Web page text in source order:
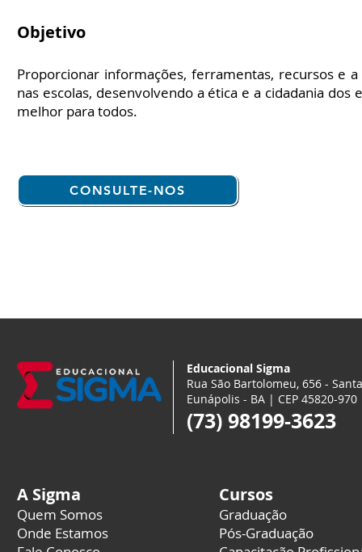
Objetivo
Proporcionar informações, ferramentas, recursos e
nas escolas, desenvolvendo a ética e a cidadania
melhor para todos.
CONSULTE-NOS
A Sigma
Quem Somos
Onde Estamos
Cursos
Graduação
Pós-Graduação
Educacional Sigma
Rua São Bartolomeu, 656 -
Eunápolis - BA | CEP 45820-970
(73) 98199-3623